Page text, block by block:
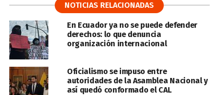
NOTICIAS RELACIONADAS
En Ecuador ya no se puede defender
derechos: lo que denuncia
organización internacional
Oficialismo se impuso entre
autoridades de la Asamblea Nacional y
así quedó conformado el CAL